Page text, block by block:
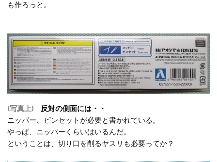
も作ろっと。
(写真上)
反対の側面には・・
ニッパー、ピンセットが必要と書かれている。
やっぱ、ニッパーくらいはいるんだ。
ということは、切り口を削るヤスリも必要ってか？